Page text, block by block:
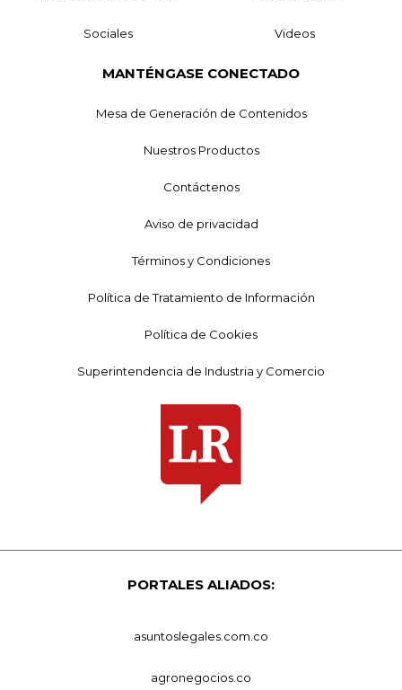
Sociales Videos
MANTÉNGASE CONECTADO
Mesa de Generación de Contenidos
Nuestros Productos
Contáctenos
Aviso de privacidad
Términos y Condiciones
Política de Tratamiento de Información
Política de Cookies
Superintendencia de Industria y Comercio
PORTALES ALIADOS:
asuntoslegales.com.co
agronegocios.co